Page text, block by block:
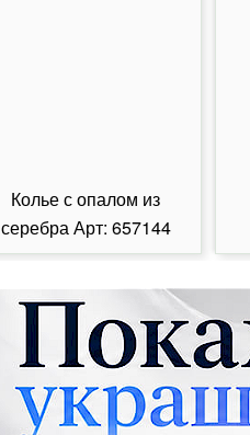
Колье с опалом из
серебра Арт: 657144